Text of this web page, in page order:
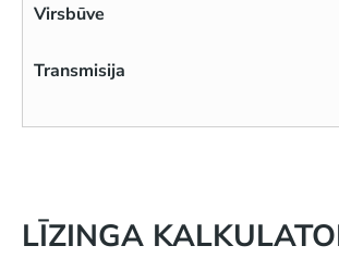
Virsbūve
Transmisija
LĪZINGA